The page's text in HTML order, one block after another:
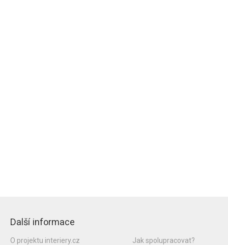
Další informace
O projektu interiery.cz
Jak spolupracovat?